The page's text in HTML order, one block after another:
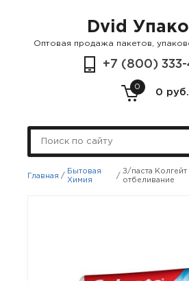
Dvid
Оптовая продажа пакетов,
+7 (800)
0
0 руб.
Главная /
Бытовая
Химия
/
З/паста
отбеливание